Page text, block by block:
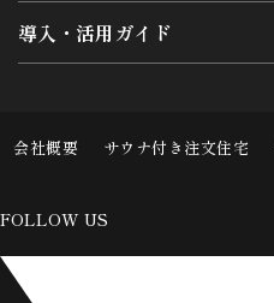
導入・活用ガイド
会社概要 サウナ付き注文住宅
FOLLOW US